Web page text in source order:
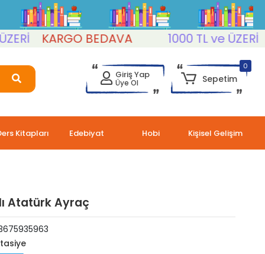
KARGO BEDAVA 1000 TL ve ÜZERİ
Giriş Yap
Üye Ol
0
Sepetim
Kitapları Edebiyat Hobi Kişisel Gelişim
Atatürk Ayraç